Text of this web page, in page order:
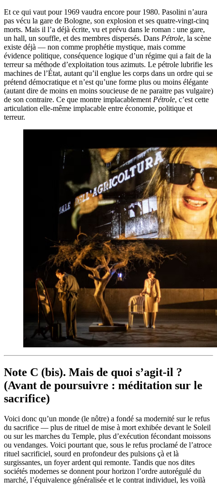
Et ce qui vaut pour 1969 vaudra encore pour 1980. Pasolini n’aura
pas vécu la gare de Bologne, son explosion et ses quatre-vingt-cinq
morts. Mais il l’a déjà écrite, vu et prévu dans le roman : une gare,
un hall, un souffle, et des membres dispersés. Dans Pétrole, la scène
existe déjà — non comme prophétie mystique, mais comme
évidence politique, conséquence logique d’un régime qui a fait de la
terreur sa méthode d’exploitation tous azimuts. Le pétrole lubrifie les
machines de l’État, autant qu’il englue les corps dans un ordre qui se
prétend démocratique et n’est qu’une forme plus ou moins élégante
(autant dire de moins en moins soucieuse de ne paraitre pas vulgaire)
de son contraire. Ce que montre implacablement Pétrole, c’est cette
articulation elle-même implacable entre économie, politique et
terreur.
Note C (bis). Mais de quoi s’agit-il ?
(Avant de poursuivre : méditation sur le
sacrifice)
Voici donc qu’un monde (le nôtre) a fondé sa modernité sur le refus
du sacrifice — plus de rituel de mise à mort exhibée devant le Soleil
ou sur les marches du Temple, plus d’exécution fécondant moissons
ou vendanges. Voici pourtant que, sous le refus proclamé de l’atroce
rituel sacrificiel, sourd en profondeur des pulsions çà et là
surgissantes, un foyer ardent qui remonte. Tandis que nos dites
sociétés modernes se donnent pour horizon l’ordre autorégulé du
marché, l’équivalence généralisée et le contrat individuel, les voilà